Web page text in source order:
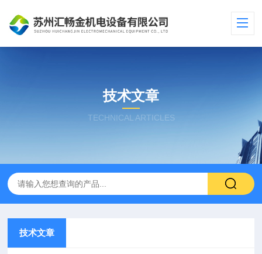
技术文章
TECHNICAL ARTICLES
技术文章